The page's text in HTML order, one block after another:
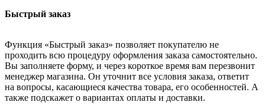
Быстрый заказ
Функция «Быстрый заказ» позволяет покупателю не
проходить всю процедуру оформления заказа самостоятельно.
Вы заполняете форму, и через короткое время вам перезвонит
менеджер магазина. Он уточнит все условия заказа, ответит
на вопросы, касающиеся качества товара, его особенностей. А
также подскажет о вариантах оплаты и доставки.